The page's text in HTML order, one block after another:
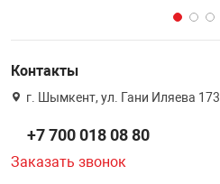
Контакты
г. Шымкент, ул. Гани Иляева 173
+7 700 018 08 80
Заказать звонок